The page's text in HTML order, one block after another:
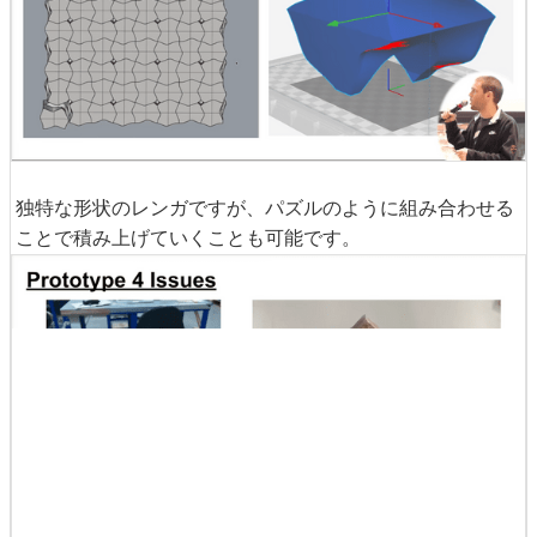
独特な形状のレンガですが、パズルのように組み合わせる
ことで積み上げていくことも可能です。